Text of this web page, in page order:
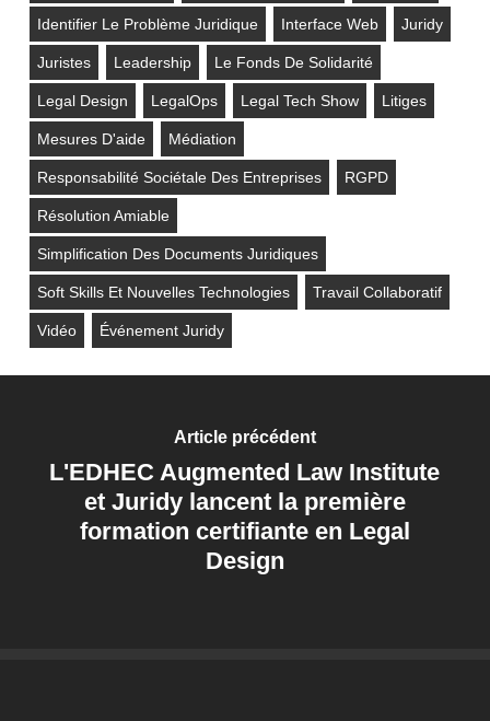
Identifier Le Problème Juridique Interface Web Juridy
Juristes Leadership Le Fonds De Solidarité
Legal Design LegalOps Legal Tech Show Litiges
Mesures D'aide Médiation
Responsabilité Sociétale Des Entreprises RGPD
Résolution Amiable
Simplification Des Documents Juridiques
Soft Skills Et Nouvelles Technologies Travail Collaboratif
Vidéo Événement Juridy
Article précédent
L'EDHEC Augmented Law Institute
et Juridy lancent la première
formation certifiante en Legal
Design